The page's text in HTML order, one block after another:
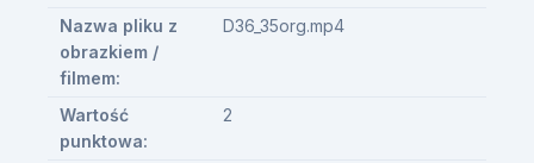
Nazwa pliku z
obrazkiem /
filmem:
D36_35org.mp4
Wartość
punktowa:
2